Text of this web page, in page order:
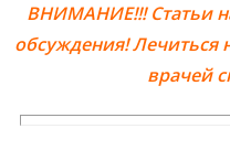
ВНИМАНИЕ!!! Статьи
обсуждения!
врачей